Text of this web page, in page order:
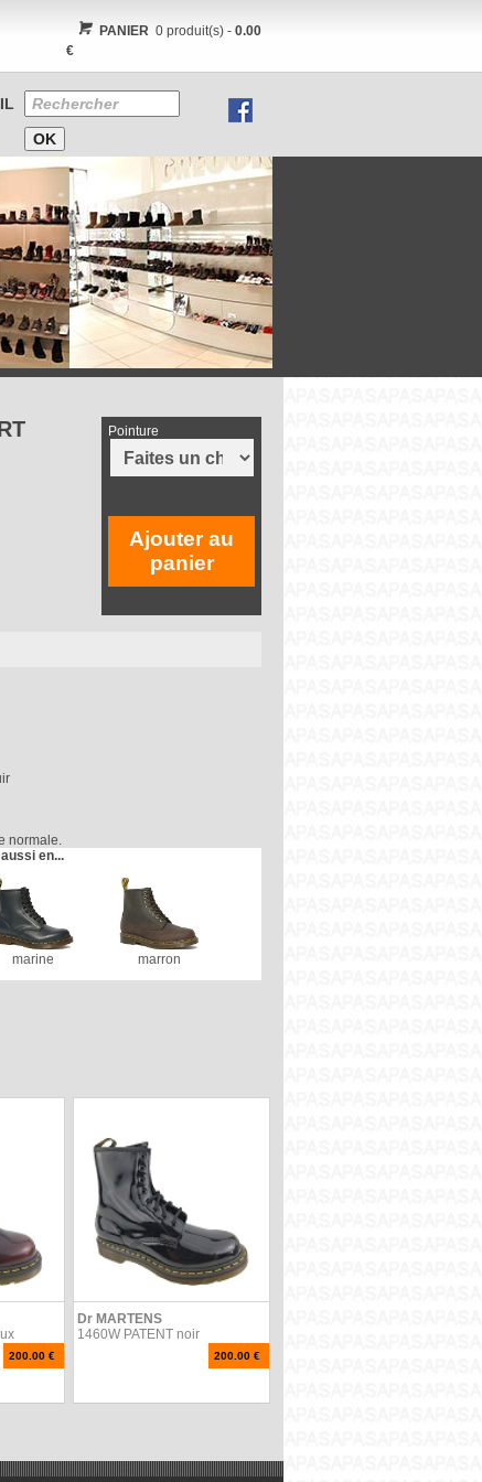
PANIER 0 produit(s) -0.00
€
Pointure
Ajouter au
panier
normale.
en...
marine marron
200.00 €
Dr MARTENS
1460W PATENT noir
200.00 €